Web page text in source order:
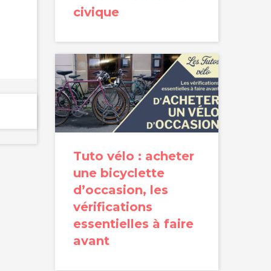
civique
Tuto vélo : acheter
une bicyclette
d’occasion, les
vérifications
essentielles à faire
avant